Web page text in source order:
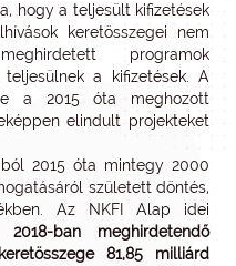
hogy a teljesült kifizetések
keretösszegei nem
programok
a kifizetések. A
a 2015 óta meghozott
elindult projekteket
2015 óta mintegy 2000
született döntés,
Az NKFI Alap idei
2018-ban meghirdetendő
81,85 milliárd